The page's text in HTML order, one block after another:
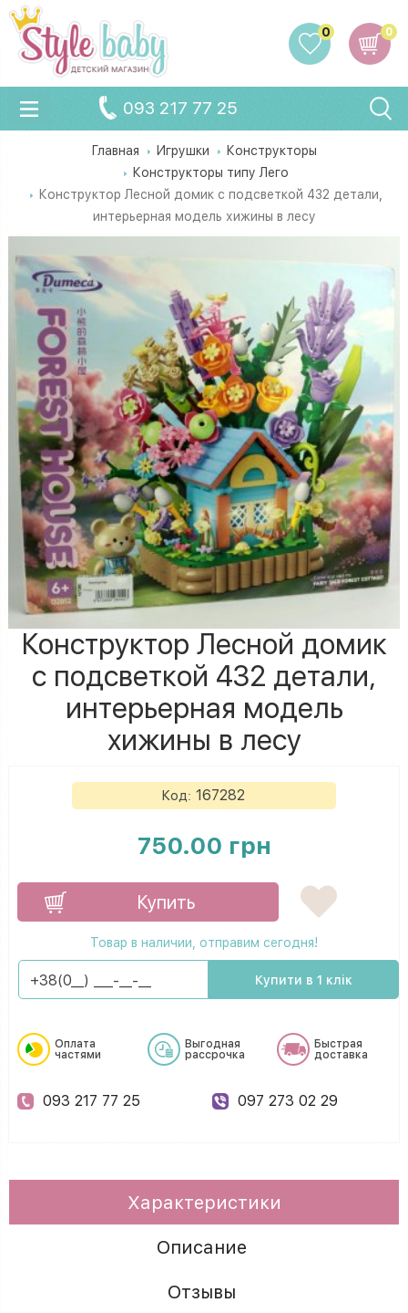
0
0
093 217 77 25
Главная Игрушки
Конструкторы
Конструкторы типу Лего
Конструктор Лесной домик с подсветкой 432 детали,
интерьерная модель хижины в лесу
Конструктор Лесной домик
с подсветкой 432 детали,
интерьерная модель
хижины в лесу
Код: 167282
750.00 грн
Купить
Товар в наличии, отправим сегодня!
Купити в 1 клік
Оплата
частями
Выгодная
рассрочка
Быстрая
доставка
093 217 77 25 097 273 02 29
Характеристики
Описание
Отзывы